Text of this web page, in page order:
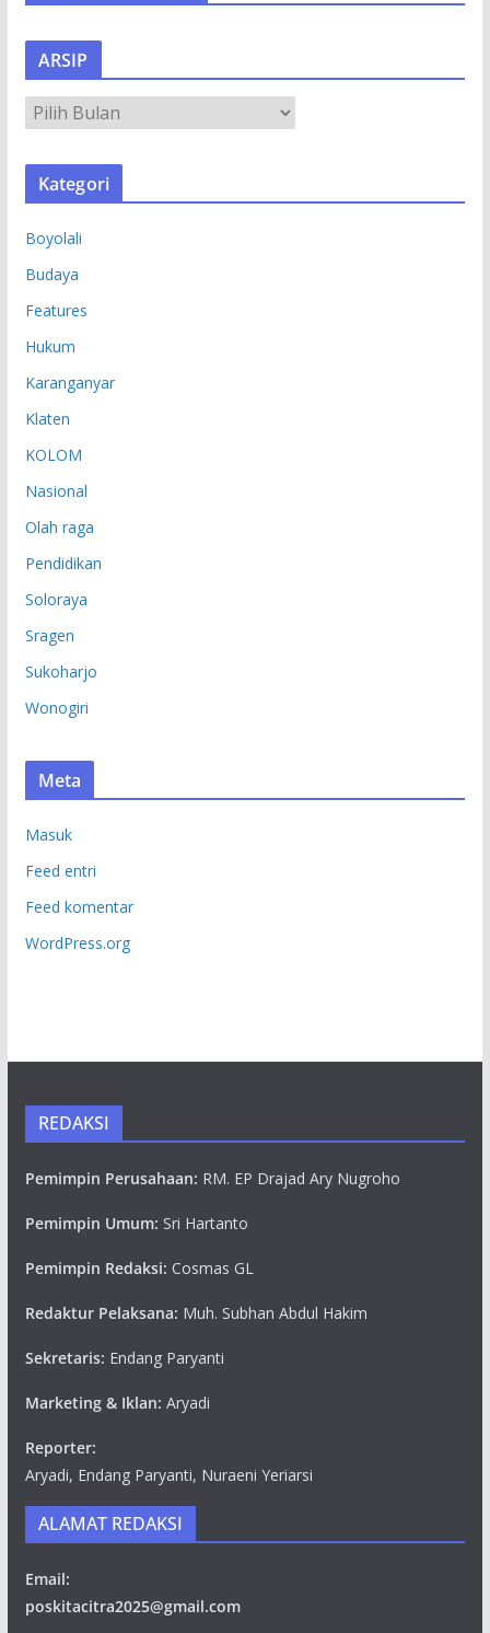
ARSIP
S
Kategori
Boyolali
Budaya
Features
Hukum
Karanganyar
Klaten
KOLOM
Nasional
Olah raga
Pendidikan
Soloraya
Sragen
Sukoharjo
Wonogiri
Meta
Masuk
Feed entri
Feed komentar
WordPress.org
REDAKSI
Pemimpin Perusahaan: RM. EP Drajad Ary Nugroho
Pemimpin Umum: Sri Hartanto
Pemimpin Redaksi: Cosmas GL
Redaktur Pelaksana: Muh. Subhan Abdul Hakim
Sekretaris: Endang Paryanti
Marketing & Iklan: Aryadi
Reporter:
Aryadi, Endang Paryanti, Nuraeni Yeriarsi
ALAMAT REDAKSI
Email:
poskitacitra2025@gmail.com